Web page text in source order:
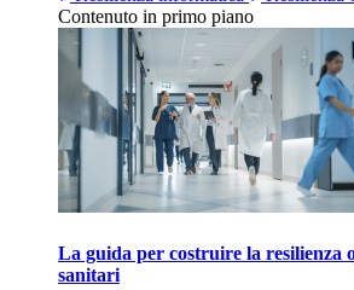
Contenuto in primo piano
La guida per costruire la resilienza
sanitari